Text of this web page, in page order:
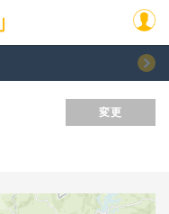
変更